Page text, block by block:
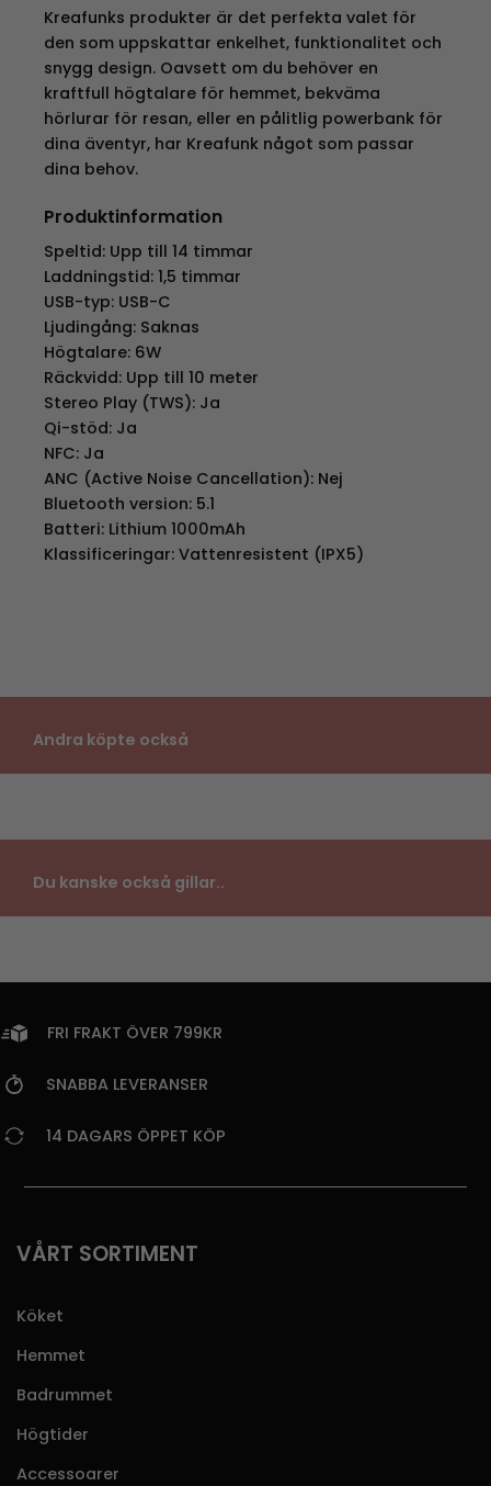
Kreafunks produkter är det perfekta valet för
den som uppskattar enkelhet, funktionalitet och
snygg design. Oavsett om du behöver en
kraftfull högtalare för hemmet, bekväma
hörlurar för resan, eller en pålitlig powerbank för
dina äventyr, har Kreafunk något som passar
dina behov.
Produktinformation
Speltid: Upp till 14 timmar
Laddningstid: 1,5 timmar
USB-typ: USB-C
Ljudingång: Saknas
Högtalare: 6W
Räckvidd: Upp till 10 meter
Stereo Play (TWS): Ja
Qi-stöd: Ja
NFC: Ja
ANC (Active Noise Cancellation): Nej
Bluetooth version: 5.1
Batteri: Lithium 1000mAh
Klassificeringar: Vattenresistent (IPX5)
Andra köpte också
Du kanske också gillar..
FRI FRAKT ÖVER 799KR
SNABBA LEVERANSER
14 DAGARS ÖPPET KÖP
VÅRT SORTIMENT
Köket
Hemmet
Badrummet
Högtider
Accessoarer